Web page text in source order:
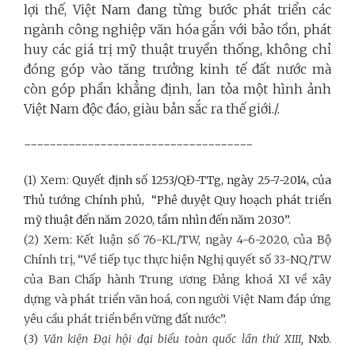
lợi thế, Việt Nam đang từng bước phát triển các
ngành công nghiệp văn hóa gắn với bảo tồn, phát
huy các giá trị mỹ thuật truyền thống, không chỉ
đóng góp vào tăng trưởng kinh tế đất nước mà
còn góp phần khẳng định, lan tỏa một hình ảnh
Việt Nam độc đáo, giàu bản sắc ra thế giới./.
------------------------------------
(1) Xem: Quyết định số 1253/QĐ-TTg, ngày 25-7-2014, của
Thủ tướng Chính phủ, “Phê duyệt Quy hoạch phát triển
mỹ thuật đến năm 2020, tầm nhìn đến năm 2030”.
(2) Xem: Kết luận số 76-KL/TW, ngày 4-6-2020, của Bộ
Chính trị, “Về tiếp tục thực hiện Nghị quyết số 33-NQ/TW
của Ban Chấp hành Trung ương Đảng khoá XI về xây
dựng và phát triển văn hoá, con người Việt Nam đáp ứng
yêu cầu phát triển bền vững đất nước”.
(3) Văn kiện Đại hội đại biểu toàn quốc lần thứ XIII, Nxb.